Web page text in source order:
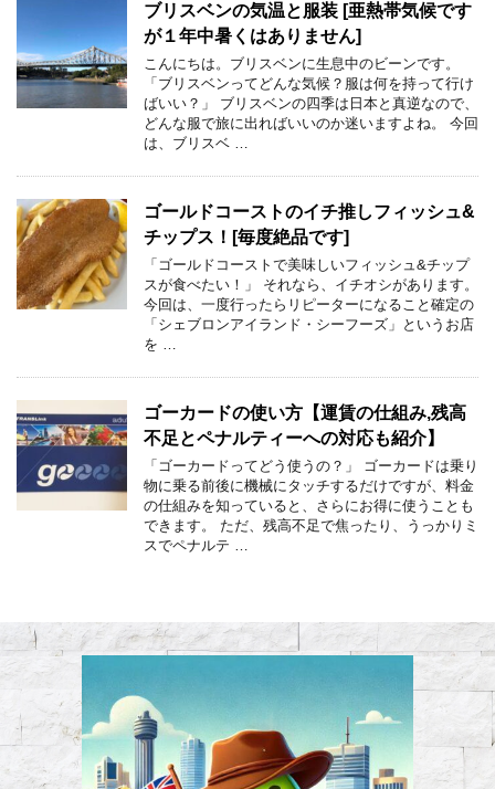
ブリスベンの気温と服装 [亜熱帯気候です
が１年中暑くはありません]
こんにちは。ブリスベンに生息中のビーンです。
「ブリスベンってどんな気候？服は何を持って行け
ばいい？」 ブリスベンの四季は日本と真逆なので、
どんな服で旅に出ればいいのか迷いますよね。 今回
は、ブリスベ …
ゴールドコーストのイチ推しフィッシュ&
チップス！[毎度絶品です]
「ゴールドコーストで美味しいフィッシュ&チップ
スが食べたい！」 それなら、イチオシがあります。
今回は、一度行ったらリピーターになること確定の
「シェブロンアイランド・シーフーズ」というお店
を …
ゴーカードの使い方【運賃の仕組み,残高
不足とペナルティーへの対応も紹介】
「ゴーカードってどう使うの？」 ゴーカードは乗り
物に乗る前後に機械にタッチするだけですが、料金
の仕組みを知っていると、さらにお得に使うことも
できます。 ただ、残高不足で焦ったり、うっかりミ
スでペナルテ …